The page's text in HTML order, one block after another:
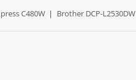
C480W | Brother DCP-L2530DW